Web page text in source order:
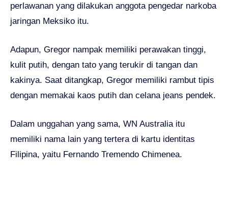
perlawanan yang dilakukan anggota pengedar narkoba
jaringan Meksiko itu.
Adapun, Gregor nampak memiliki perawakan tinggi,
kulit putih, dengan tato yang terukir di tangan dan
kakinya. Saat ditangkap, Gregor memiliki rambut tipis
dengan memakai kaos putih dan celana jeans pendek.
Dalam unggahan yang sama, WN Australia itu
memiliki nama lain yang tertera di kartu identitas
Filipina, yaitu Fernando Tremendo Chimenea.